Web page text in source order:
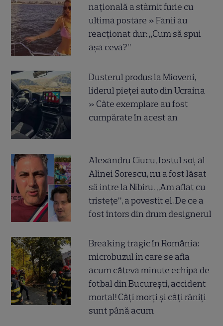
națională a stârnit furie cu
ultima postare » Fanii au
reacționat dur: „Cum să spui
așa ceva?”
Dusterul produs la Mioveni,
liderul pieței auto din Ucraina
» Câte exemplare au fost
cumpărate în acest an
Alexandru Ciucu, fostul soț al
Alinei Sorescu, nu a fost lăsat
să intre la Nibiru. „Am aflat cu
tristețe”, a povestit el. De ce a
fost întors din drum designerul
Breaking tragic în România:
microbuzul în care se afla
acum câteva minute echipa de
fotbal din București, accident
mortal! Câți morți și câți răniți
sunt până acum